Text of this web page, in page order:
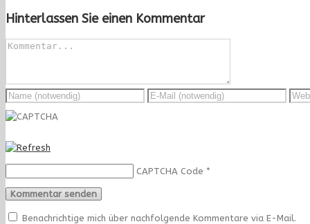
Hinterlassen Sie einen Kommentar
CAPTCHA Code *
Benachrichtige mich über nachfolgende Kommentare via E-Mail.